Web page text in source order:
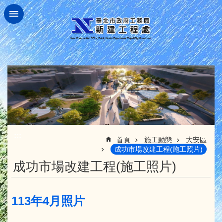
跳到主要內容區塊
首頁 施工動態
大安區
成功市場改建工程(施工照片)
成功市場改建工程(施工照片)
113年4月照片